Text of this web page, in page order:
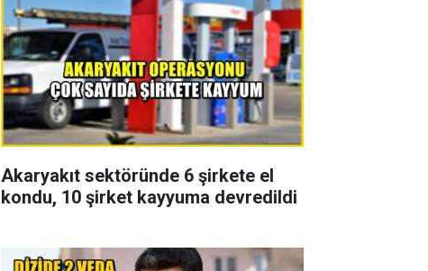
Akaryakıt sektöründe 6 şirkete el
kondu, 10 şirket kayyuma devredildi